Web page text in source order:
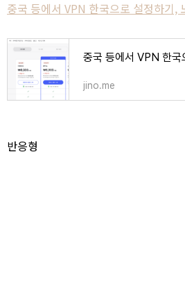
중국 등에서 VPN 한국으로 설정하기,
jino.me
반응형